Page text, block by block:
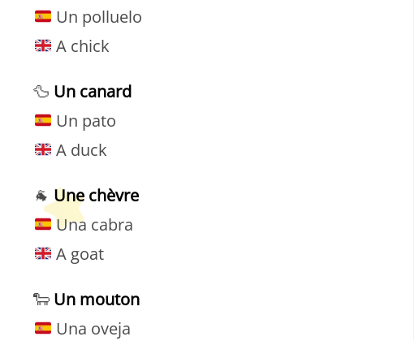
Un polluelo
A chick
🦆 Un canard
Un pato
A duck
🐐 Une chèvre
Una cabra
A goat
🐑 Un mouton
Una oveja